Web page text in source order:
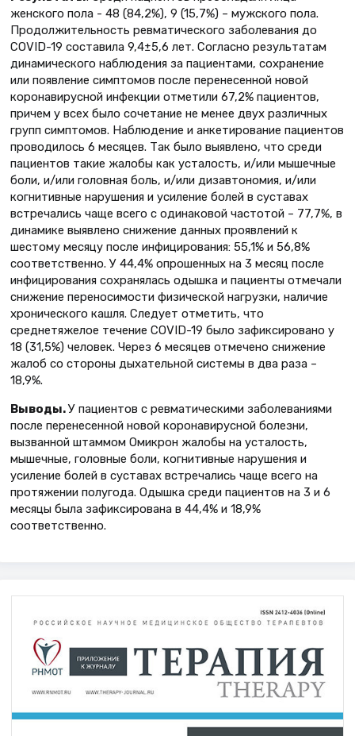
женского пола - 48 (84,2%), 9 (15,7%) – мужского пола.
Продолжительность ревматического заболевания до
COVID-19 составила 9,4±5,6 лет. Согласно результатам
динамического наблюдения за пациентами, сохранение
или появление симптомов после перенесенной новой
коронавирусной инфекции отметили 67,2% пациентов,
причем у всех было сочетание не менее двух различных
групп симптомов. Наблюдение и анкетирование пациентов
проводилось 6 месяцев. Так было выявлено, что среди
пациентов такие жалобы как усталость, и/или мышечные
боли, и/или головная боль, и/или дизавтономия, и/или
когнитивные нарушения и усиление болей в суставах
встречались чаще всего с одинаковой частотой – 77,7%, в
динамике выявлено снижение данных проявлений к
шестому месяцу после инфицирования: 55,1% и 56,8%
соответственно. У 44,4% опрошенных на 3 месяц после
инфицирования сохранялась одышка и пациенты отмечали
снижение переносимости физической нагрузки, наличие
хронического кашля. Следует отметить, что
среднетяжелое течение COVID-19 было зафиксировано у
18 (31,5%) человек. Через 6 месяцев отмечено снижение
жалоб со стороны дыхательной системы в два раза –
18,9%.
Выводы.У пациентов с ревматическими заболеваниями
после перенесенной новой коронавирусной болезни,
вызванной штаммом Омикрон жалобы на усталость,
мышечные, головные боли, когнитивные нарушения и
усиление болей в суставах встречались чаще всего на
протяжении полугода. Одышка среди пациентов на 3 и 6
месяцы была зафиксирована в 44,4% и 18,9%
соответственно.